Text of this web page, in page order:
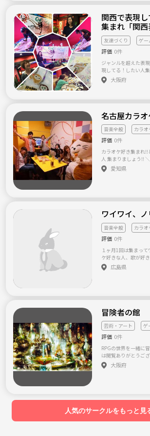
ブリポーカー等、気
たいと思います！ 人数は理想では5〜10人ぐ
らいが集まれば 嬉しいです！ 男
大丈夫です！ 現在6人
に来てください|(￣3￣)| 日程は12月18
昼で考えております！ 是非是非参加お願いし
関西で表現
集まれ「関西
友達づくり ゲー
評価 0件
ジャンルを超えた表
現してる！したい人
い」 関西で表現者として活動している方が 集
まり、交流をしなが
様々。 ジャンルを超えた☆ 表現者の交流会で
す！！ もちろん、表現者に興味がある！ お話
してみたい！って方も参加Ｏ
ば、何かが生れる！
ります！ 五感が刺激されます
していなくても、参
参加することのでき
参加人数は基本8名ま
よう）と少人数制です★ この集まりをき
在、仲間募集中♪ ジ
気軽にお問い合わせ下さい☆ ☆一
日は ２０１７年
1月26日（木）
ーが参加予定です♪
場所は主に『えさか
ー』内のカフェレス
大阪府
名古屋カラ
音楽全般 カラオ
評価 0件
カラオケ好き集まれ‼️
人 集まりましょう‼️ ＼(^o^)／ そ
りましょう‼️笑 (￣▽￣) オールジャンル オッ
ケーです‼️ (⌒▽⌒) とにかく このサークルを
藤
愛知県
ワイワイ、ノ
音楽全般 カラオ
評価 0件
１ヶ月1回は集まっ
ケ好きな人、歌が好
友達が必要な人！ だれでも仲良くなりましょ
う！
広島県
冒険者の館
芸術・アート ゲ
評価 0件
RPGの世界を一緒に
は閲覧ありがとうございます！
コンセプトは… RPGの世界観を現実世界に持
ってきて、 その世界
きなあなたは こんな
んか？ ・ファンダジーな世界で暮らしてみた
い ・冒険者になって
を創って仲間と目標
大阪府
人気のサークルをもっと見